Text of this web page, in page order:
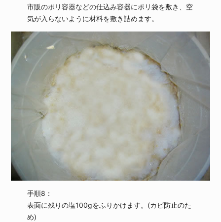
市販のポリ容器などの仕込み容器にポリ袋を敷き、空
気が入らないように材料を敷き詰めます。
手順8：
表面に残りの塩100gをふりかけます。(カビ防止のた
め)